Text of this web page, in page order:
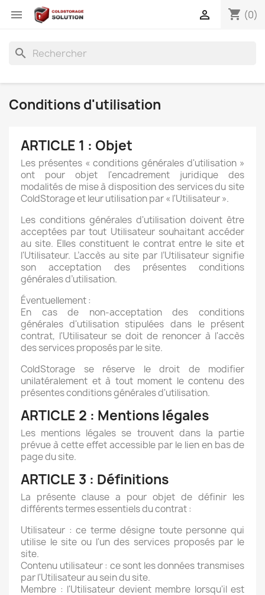
 shopping_cart (0)

search
Conditions d'utilisation
ARTICLE 1 : Objet
Les présentes « conditions générales d'utilisation »
ont pour objet l'encadrement juridique des
modalités de mise à disposition des services du site
ColdStorage et leur utilisation par « l'Utilisateur ».
Les conditions générales d'utilisation doivent être
acceptées par tout Utilisateur souhaitant accéder
au site. Elles constituent le contrat entre le site et
l'Utilisateur. L’accès au site par l’Utilisateur signifie
son acceptation des présentes conditions
générales d’utilisation.
Éventuellement :
En cas de non-acceptation des conditions
générales d'utilisation stipulées dans le présent
contrat, l'Utilisateur se doit de renoncer à l'accès
des services proposés par le site.
ColdStorage se réserve le droit de modifier
unilatéralement et à tout moment le contenu des
présentes conditions générales d'utilisation.
ARTICLE 2 : Mentions légales
Les mentions légales se trouvent dans la partie
prévue à cette effet accessible par le lien en bas de
page du site.
ARTICLE 3 : Définitions
La présente clause a pour objet de définir les
différents termes essentiels du contrat :
Utilisateur : ce terme désigne toute personne qui
utilise le site ou l'un des services proposés par le
site.
Contenu utilisateur : ce sont les données transmises
par l'Utilisateur au sein du site.
Membre : l'Utilisateur devient membre lorsqu'il est